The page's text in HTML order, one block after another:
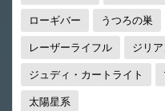
ローギバー うつろの巣
レーザーライフル ジリ
ジュディ・カートライト
太陽星系